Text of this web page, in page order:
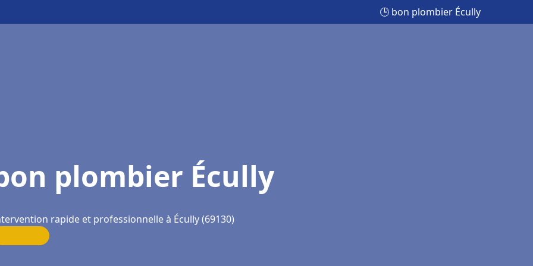
🕒 bon plombier Écully
plombier Écully
rapide et professionnelle à Écully (69130)